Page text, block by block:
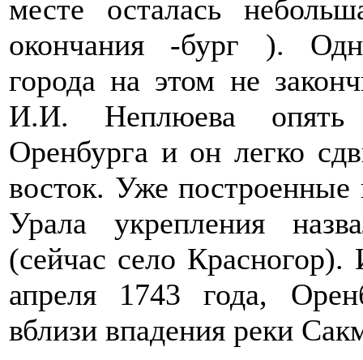
месте осталась
окончания -бург ).
города на этом не
И.И. Неплюева опять
Оренбурга и он легко
восток. Уже
Урала укрепления
(сейчас село
апреля 1743 года,
вблизи впадения реки